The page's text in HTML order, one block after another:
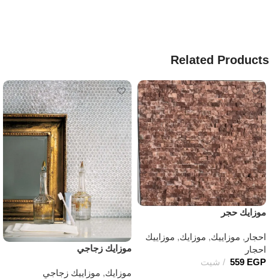
Related Products
موزايك حجر
احجار , موزاييك, موزايك, موزاييك
احجار
559 EGP شيت
موزايك زجاجي
موزايك, موزاييك زجاجي